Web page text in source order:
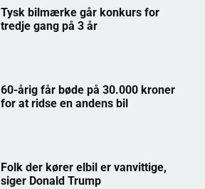
Tysk bilmærke går konkurs for
tredje gang på 3 år
60-årig får bøde på 30.000 kroner
for at ridse en andens bil
Folk der kører elbil er vanvittige,
siger Donald Trump